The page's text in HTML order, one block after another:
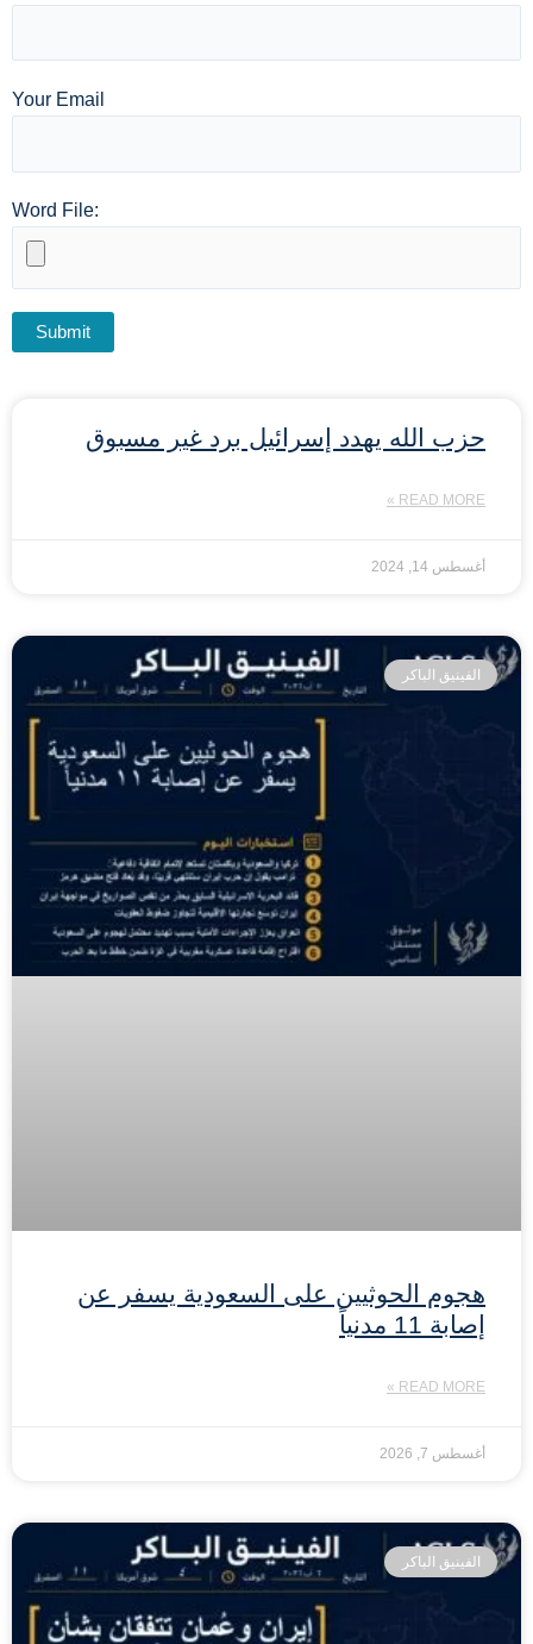
Your Email
Word File:
حزب الله يهدد إسرائيل برد غير مسبوق
READ MORE »
أغسطس 14, 2024
الفينيق الباكر
هجوم الحوثيين على السعودية يسفر عن
إصابة 11 مدنياً
READ MORE »
أغسطس 7, 2026
الفينيق الباكر